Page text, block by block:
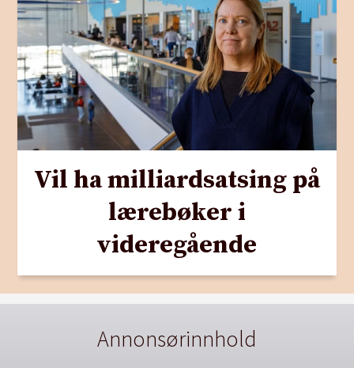
Vil ha milliardsatsing på
lærebøker i
videregående
Annonsørinnhold